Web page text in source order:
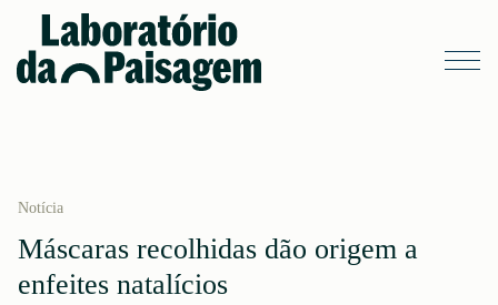
Notícia
Máscaras recolhidas dão origem a
enfeites natalícios